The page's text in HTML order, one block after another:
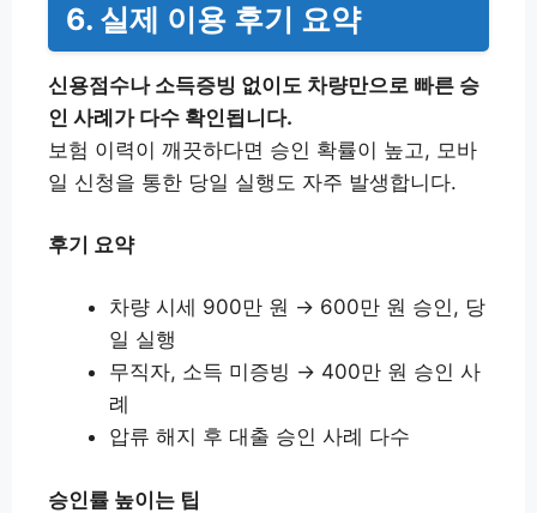
6. 실제 이용 후기 요약
신용점수나 소득증빙 없이도 차량만으로 빠른 승
인 사례가 다수 확인됩니다.
보험 이력이 깨끗하다면 승인 확률이 높고, 모바
일 신청을 통한 당일 실행도 자주 발생합니다.
후기 요약
차량 시세 900만 원 → 600만 원 승인, 당
일 실행
무직자, 소득 미증빙 → 400만 원 승인 사
례
압류 해지 후 대출 승인 사례 다수
승인률 높이는 팁